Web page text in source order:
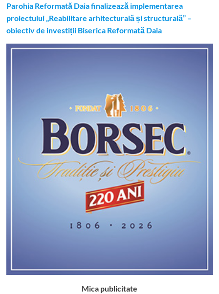
Parohia Reformată Daia finalizează implementarea
proiectului „Reabilitare arhitecturală și structurală” –
obiectiv de investiții Biserica Reformată Daia
Mica publicitate